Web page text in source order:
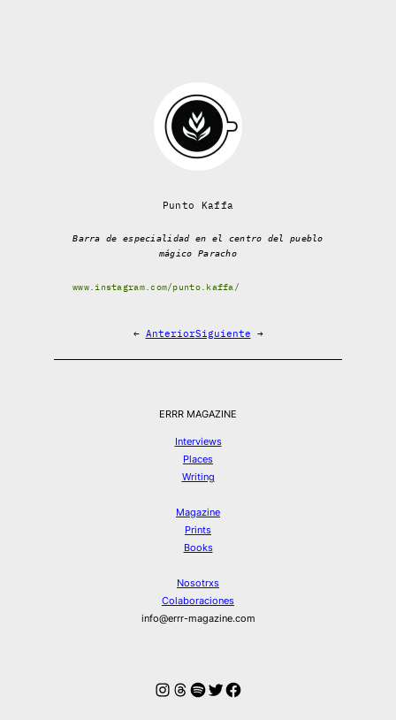
Punto Kaffa
Barra de especialidad en el centro del pueblo
mágico Paracho
www.instagram.com/punto.kaffa/
← AnteriorSiguiente →
ERRR MAGAZINE
Interviews
Places
Writing
Magazine
Prints
Books
Nosotrxs
Colaboraciones
info@errr-magazine.com
Instagram
Hilos
Spotify
Twitter
Facebook